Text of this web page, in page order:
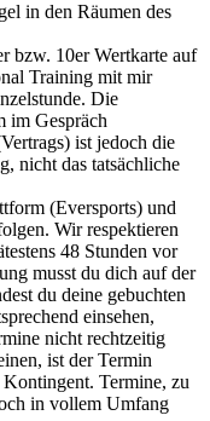
in den Räumen des
bzw. 10er Wertkarte auf
Training mit mir
Die
im Gespräch
ist jedoch die
nicht das tatsächliche
(Eversports) und
Wir respektieren
48 Stunden vor
musst du dich auf der
du deine gebuchten
einsehen,
nicht rechtzeitig
ist der Termin
Termine, zu
in vollem Umfang